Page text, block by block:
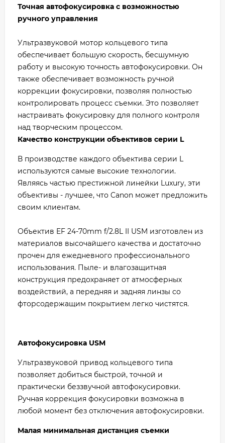
Точная автофокусировка с возможностью
ручного управления
Ультразвуковой мотор кольцевого типа
обеспечивает большую скорость, бесшумную
работу и высокую точность автофокусировки. Он
также обеспечивает возможность ручной
коррекции фокусировки, позволяя полностью
контролировать процесс съемки. Это позволяет
настраивать фокусировку для полного контроля
над творческим процессом.
Качество конструкции объективов серии L
В производстве каждого объектива серии L
используются самые высокие технологии.
Являясь частью престижной линейки Luxury, эти
объективы - лучшее, что Canon может предложить
своим клиентам.
Объектив EF 24-70mm f/2.8L II USM изготовлен из
материалов высочайшего качества и достаточно
прочен для ежедневного профессионального
использования. Пыле- и влагозащитная
конструкция предохраняет от атмосферных
воздействий, а передняя и задняя линзы со
фторсодержащим покрытием легко чистятся.
Автофокусировка USM
Ультразвуковой привод кольцевого типа
позволяет добиться быстрой, точной и
практически беззвучной автофокусировки.
Ручная коррекция фокусировки возможна в
любой момент без отключения автофокусировки.
Малая минимальная дистанция съемки